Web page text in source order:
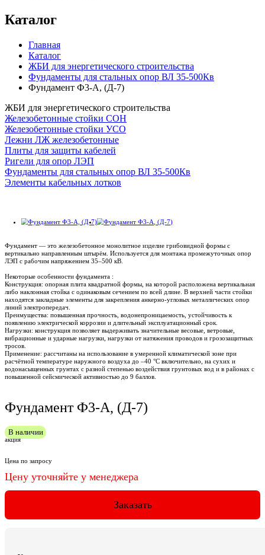
Каталог
Главная
Каталог
ЖБИ для энергетического строительства
Фундаменты для стальных опор ВЛ 35-500Кв
Фундамент Ф3-А, (Д-7)
ЖБИ для энергетического строительства
Железобетонные стойки СОН
Железобетонные стойки УСО
Лежни ЛЖ железобетонные
Плиты для защиты кабелей
Ригели для опор ЛЭП
Фундаменты для стальных опор ВЛ 35-500Кв
Элементы кабельных лотков